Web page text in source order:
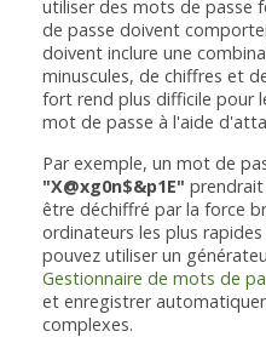
utiliser des mots de passe
de passe doivent
doivent inclure une
minuscules, de chiffres et
fort rend plus difficile pour
mot de passe à l'aide
Par exemple, un mot de
"X@xg0n$&p1E"
être déchiffré par la force
ordinateurs les plus
pouvez utiliser un
Gestionnaire de mots de
et enregistrer
complexes.